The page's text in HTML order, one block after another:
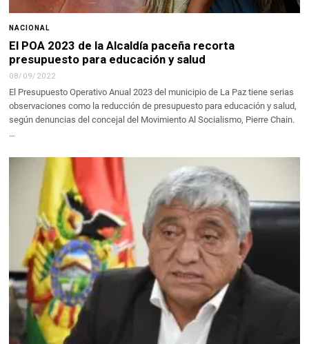
NACIONAL
El POA 2023 de la Alcaldía paceña recorta
presupuesto para educación y salud
08/09/2022
El Presupuesto Operativo Anual 2023 del municipio de La Paz tiene serias
observaciones como la reducción de presupuesto para educación y salud,
según denuncias del concejal del Movimiento Al Socialismo, Pierre Chain.
…